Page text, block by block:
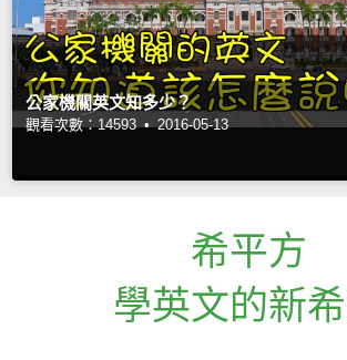
公家機關英文知多少？
觀看次數：14593 • 2016-05-13
希平方
學英文的新